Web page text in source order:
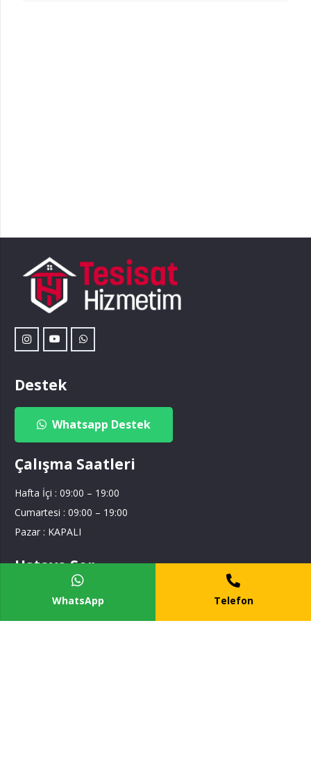
Destek
Whatsapp Destek
Çalışma Saatleri
Hafta İçi : 09:00 – 19:00
Cumartesi : 09:00 – 19:00
Pazar : KAPALI
Ustaya Sor
Ustaya Sor
WhatsApp Telefon